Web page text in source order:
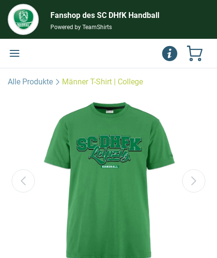
Fanshop des SC DHfK Handball
Powered by TeamShirts
Alle Produkte Männer T-Shirt | College